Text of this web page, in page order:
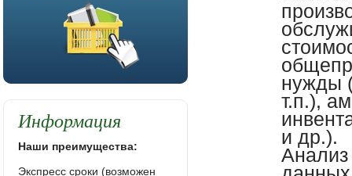
нужды
т.п.),
и др.).
Анализ
Информация
Наши преимущества:
Экспресс сроки (возможен